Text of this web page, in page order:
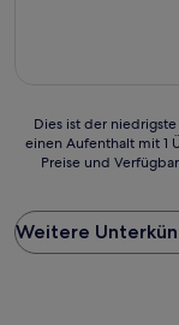
Dies
ist
Preis
pro
Nacht,
Dies ist der
einen Aufenthalt mit 1
Preise und
Weitere